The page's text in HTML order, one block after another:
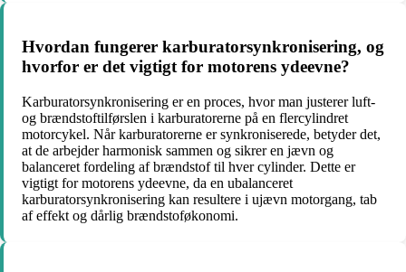
Hvordan fungerer karburatorsynkronisering, og
hvorfor er det vigtigt for motorens ydeevne?
Karburatorsynkronisering er en proces, hvor man justerer luft-
og brændstoftilførslen i karburatorerne på en flercylindret
motorcykel. Når karburatorerne er synkroniserede, betyder det,
at de arbejder harmonisk sammen og sikrer en jævn og
balanceret fordeling af brændstof til hver cylinder. Dette er
vigtigt for motorens ydeevne, da en ubalanceret
karburatorsynkronisering kan resultere i ujævn motorgang, tab
af effekt og dårlig brændstoføkonomi.